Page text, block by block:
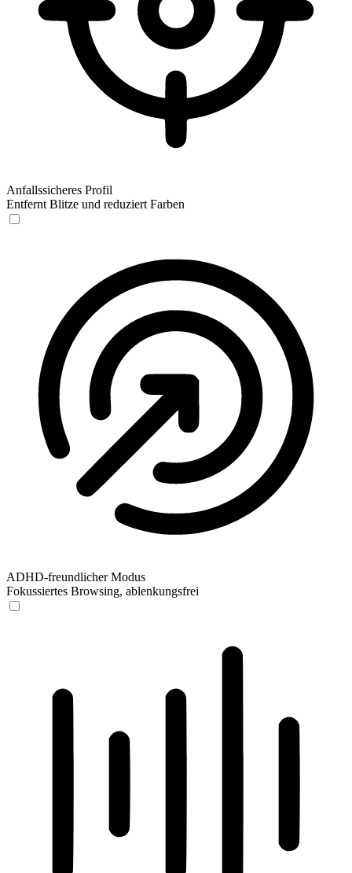
Anfallssicheres Profil
Entfernt Blitze und reduziert Farben
ADHD-freundlicher Modus
Fokussiertes Browsing, ablenkungsfrei